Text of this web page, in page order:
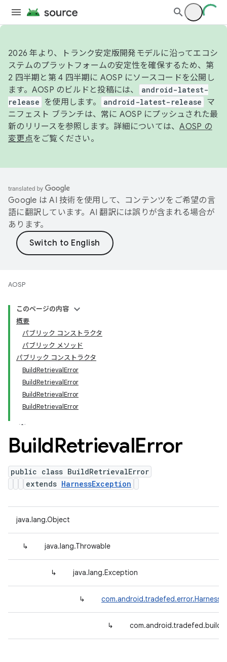
2026 年より、トランク安定版開発モデルに沿ってエコシ
ステムのプラットフォームの安定性を確保するため、第
2 四半期と第 4 四半期に AOSP にソースコードを公開し
ます。AOSP のビルドと投稿には、
android-latest-
release
を使用します。 android-latest-release
マ
ニフェスト ブランチは、常に AOSP にプッシュされた最
新のリリースを参照します。詳細については、AOSP の
変更点をご覧ください。
Google は AI 技術を使用して、コンテンツをご希望の言
語に翻訳しています。AI 翻訳には誤りが含まれる場合が
あります。
AOSP
このページの内容
概要
パブリック コンストラクタ
パブリック メソッド
パブリック コンストラクタ
BuildRetrievalError
BuildRetrievalError
BuildRetrievalError
BuildRetrievalError
BuildRetrievalError
public class BuildRetrievalError
extends HarnessException
java.lang.Object
↳ java.lang.Throwable
↳ java.lang.Exception
↳
↳